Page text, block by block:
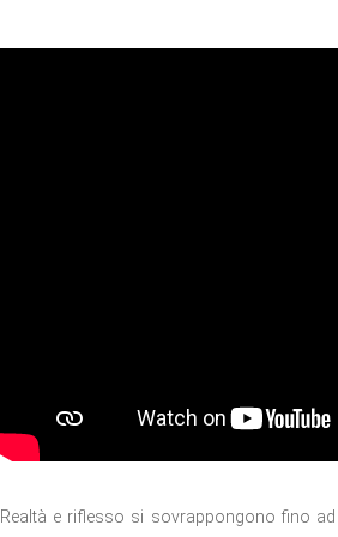
Realtà e riflesso si sovrappongono fino